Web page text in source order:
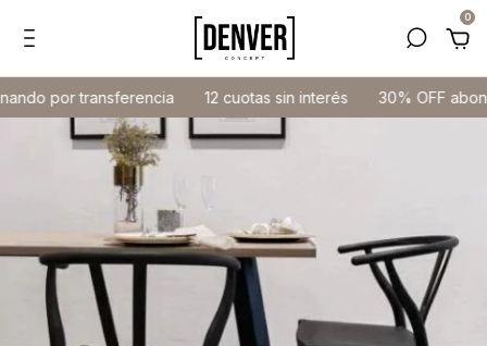
0
transferencia 12 cuotas sin interés 30% OFF abonando